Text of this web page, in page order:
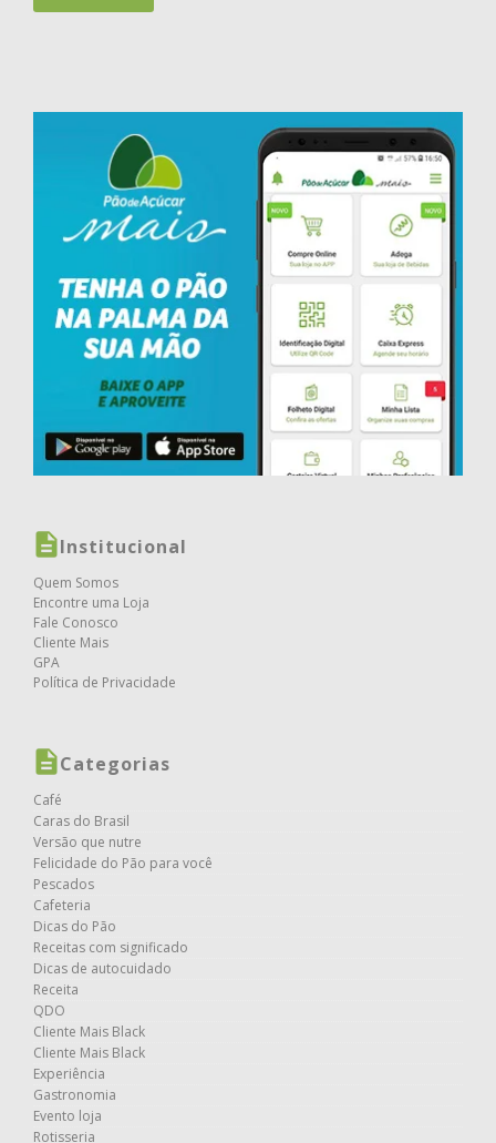
Institucional
Quem Somos
Encontre uma Loja
Fale Conosco
Cliente Mais
GPA
Política de Privacidade
Categorias
Café
Caras do Brasil
Versão que nutre
Felicidade do Pão para você
Pescados
Cafeteria
Dicas do Pão
Receitas com significado
Dicas de autocuidado
Receita
QDO
Cliente Mais Black
Cliente Mais Black
Experiência
Gastronomia
Evento loja
Rotisseria